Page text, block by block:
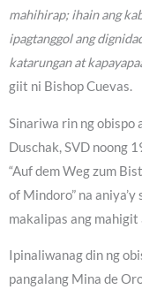
mahihirap; ihain ang
ipagtanggol ang
katarungan at
giit ni Bishop Cuevas.
Sinariwa rin ng obispo
Duschak, SVD noong
“Auf dem Weg zum
of Mindoro” na
makalipas ang mahigit
Ipinaliwanag din ng
pangalang Mina de